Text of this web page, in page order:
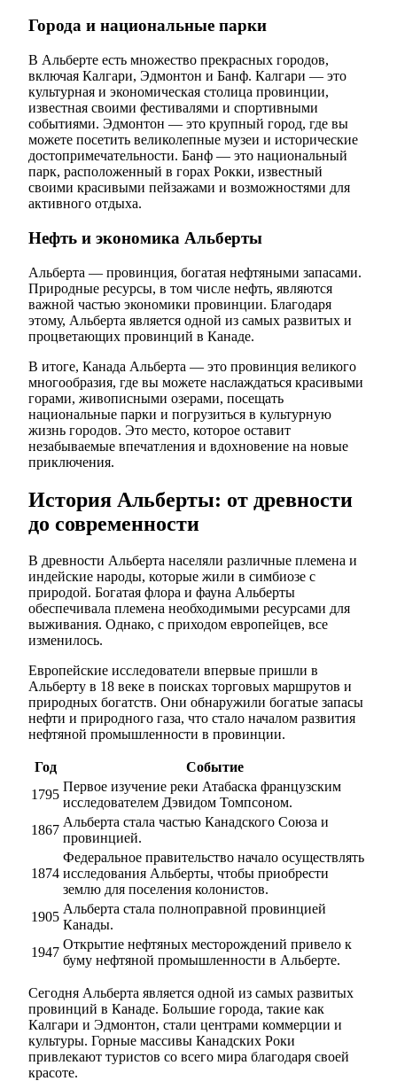
Города и национальные парки
В Альберте есть множество прекрасных городов,
включая Калгари, Эдмонтон и Банф. Калгари — это
культурная и экономическая столица провинции,
известная своими фестивалями и спортивными
событиями. Эдмонтон — это крупный город, где вы
можете посетить великолепные музеи и исторические
достопримечательности. Банф — это национальный
парк, расположенный в горах Рокки, известный
своими красивыми пейзажами и возможностями для
активного отдыха.
Нефть и экономика Альберты
Альберта — провинция, богатая нефтяными запасами.
Природные ресурсы, в том числе нефть, являются
важной частью экономики провинции. Благодаря
этому, Альберта является одной из самых развитых и
процветающих провинций в Канаде.
В итоге, Канада Альберта — это провинция великого
многообразия, где вы можете наслаждаться красивыми
горами, живописными озерами, посещать
национальные парки и погрузиться в культурную
жизнь городов. Это место, которое оставит
незабываемые впечатления и вдохновение на новые
приключения.
История Альберты: от древности
до современности
В древности Альберта населяли различные племена и
индейские народы, которые жили в симбиозе с
природой. Богатая флора и фауна Альберты
обеспечивала племена необходимыми ресурсами для
выживания. Однако, с приходом европейцев, все
изменилось.
Европейские исследователи впервые пришли в
Альберту в 18 веке в поисках торговых маршрутов и
природных богатств. Они обнаружили богатые запасы
нефти и природного газа, что стало началом развития
нефтяной промышленности в провинции.
Год
Событие
1795
Первое изучение реки Атабаска французским
исследователем Дэвидом Томпсоном.
1867
Альберта стала частью Канадского Союза и
провинцией.
1874
Федеральное правительство начало осуществлять
исследования Альберты, чтобы приобрести
землю для поселения колонистов.
1905
Альберта стала полноправной провинцией
Канады.
1947
Открытие нефтяных месторождений привело к
буму нефтяной промышленности в Альберте.
Сегодня Альберта является одной из самых развитых
провинций в Канаде. Большие города, такие как
Калгари и Эдмонтон, стали центрами коммерции и
культуры. Горные массивы Канадских Роки
привлекают туристов со всего мира благодаря своей
красоте.